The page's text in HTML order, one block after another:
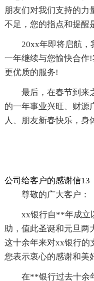
朋友们对我们支持的力
不足，您的指点和提醒
20xx年即将启航，
一年继续与您愉快合作
更优质的服务!
最后，在春节到来
的一年事业兴旺、财源
人、朋友新春快乐，身
公司给客户的感谢信13
尊敬的广大客户：
xx银行自**年成立
助，值此圣诞和元旦两
这十余年来对xx银行的
您表示衷心的感谢和美
在**银行过去十余